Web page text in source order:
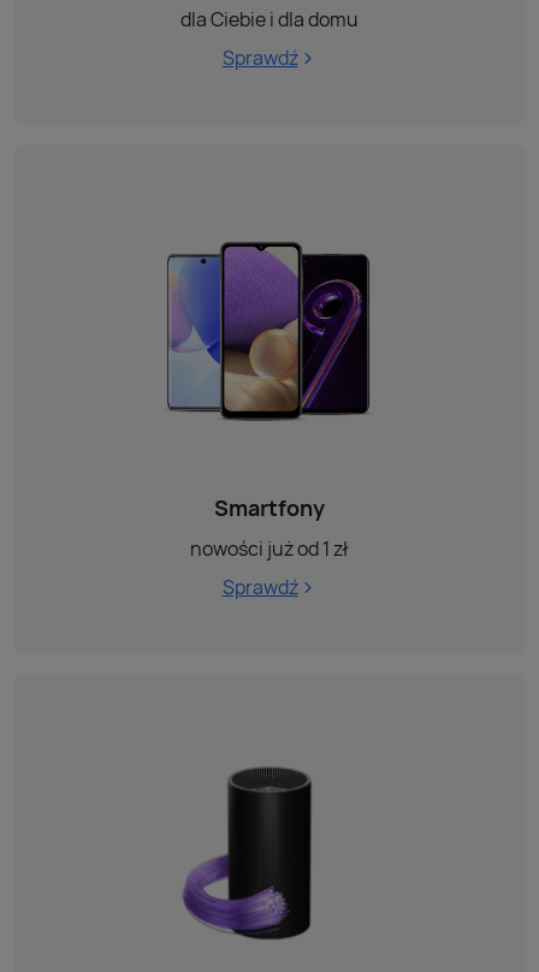
dla Ciebie i dla domu
Sprawdź
Smartfony
nowości już od 1 zł
Sprawdź